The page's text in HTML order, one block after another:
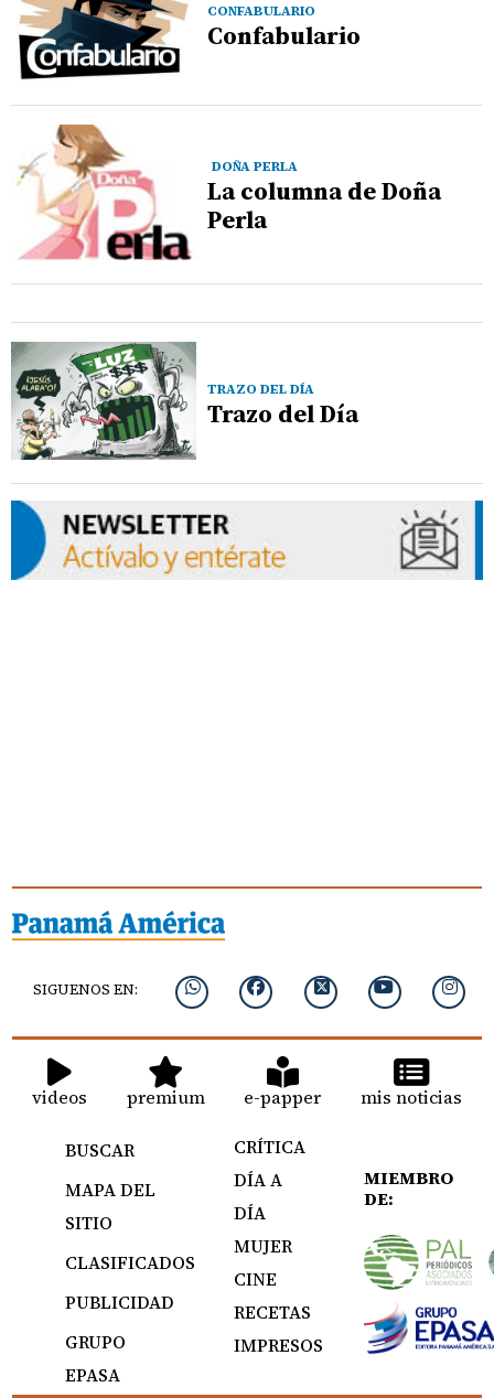
CONFABULARIO
Confabulario
DOÑA PERLA
La columna de Doña
Perla
TRAZO DEL DÍA
Trazo del Día
SIGUENOS EN:
videos premium e-papper mis noticias
BUSCAR
MAPA DEL
SITIO
CLASIFICADOS
PUBLICIDAD
GRUPO
EPASA
CRÍTICA
DÍA A
DÍA
MUJER
CINE
RECETAS
IMPRESOS
MIEMBRO
DE: